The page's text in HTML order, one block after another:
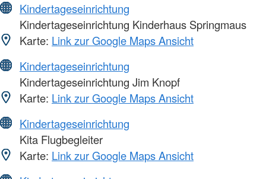
Kindertageseinrichtung
Kindertageseinrichtung Kinderhaus Springmaus
Karte: Link zur Google Maps Ansicht
Kindertageseinrichtung
Kindertageseinrichtung Jim Knopf
Karte: Link zur Google Maps Ansicht
Kindertageseinrichtung
Kita Flugbegleiter
Karte: Link zur Google Maps Ansicht